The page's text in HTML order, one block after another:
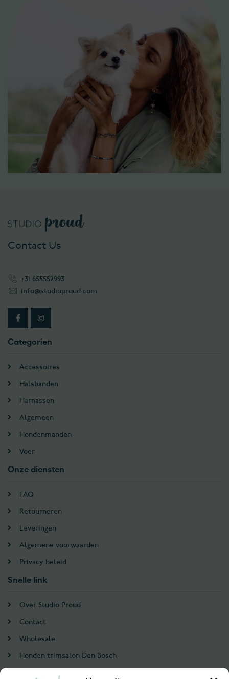
Contact Us
+31 655552993
info@studioproud.com
Categorien
Accessoires
Halsbanden
Harnassen
Algemeen
Hondenmanden
Voer
Onze diensten
FAQ
Retourneren
Leveringen
Algemene voorwaarden
Privacy beleid
Snelle link
Over Studio Proud
Contact
Wholesale
Honden trimsalon Den Bosch